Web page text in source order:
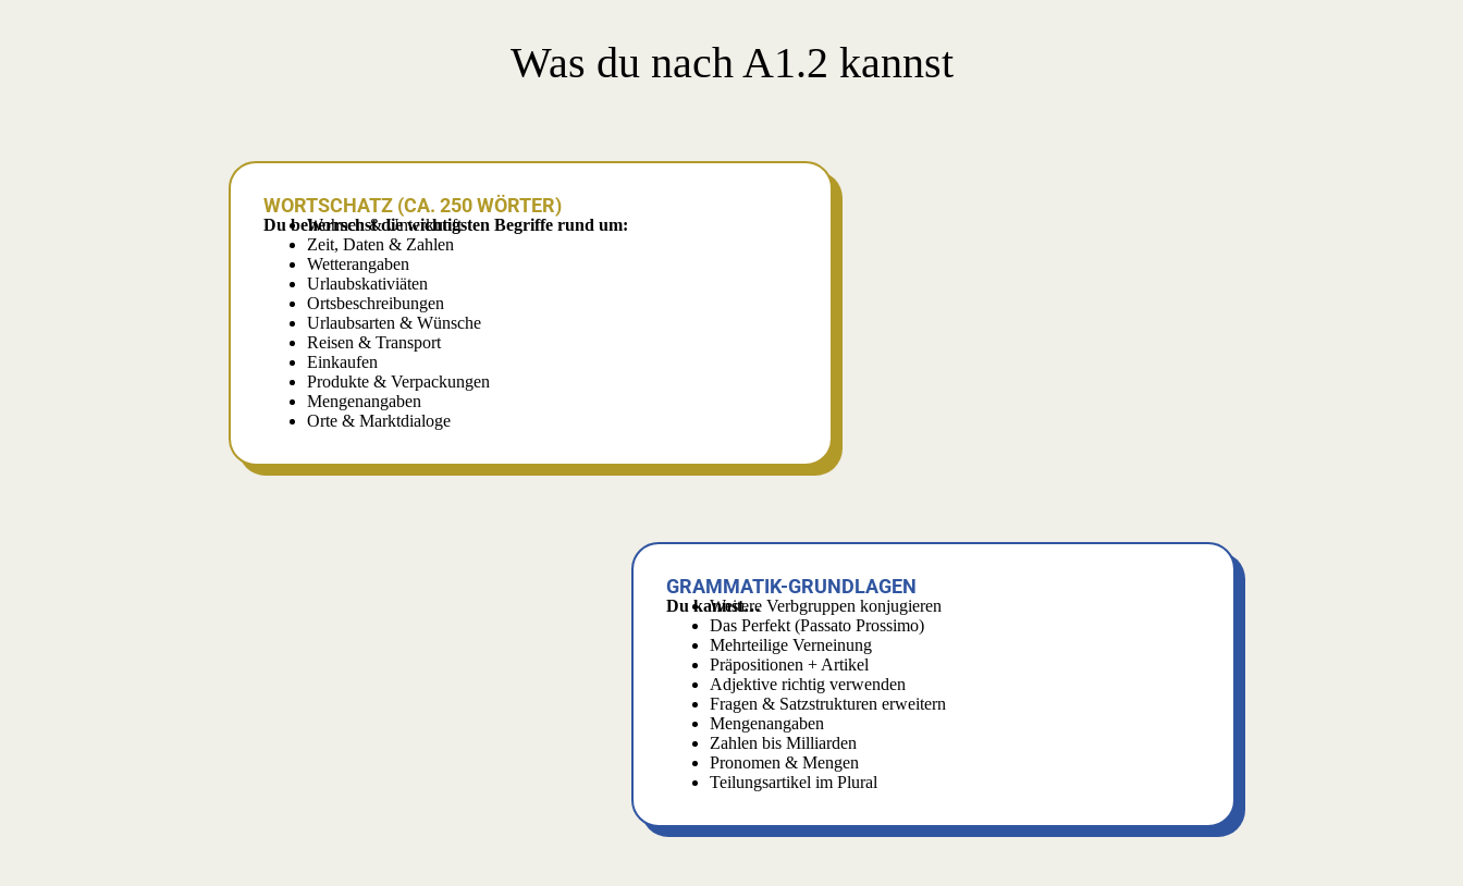
Was du nach A1.2 kannst
WORTSCHATZ (CA. 250 WÖRTER)
Du beherrschst die wichtigsten Begriffe rund um:
Wohnen & Unterkunft
Zeit, Daten & Zahlen
Wetterangaben
Urlaubskativiäten
Ortsbeschreibungen
Urlaubsarten & Wünsche
Reisen & Transport
Einkaufen
Produkte & Verpackungen
Mengenangaben
Orte & Marktdialoge
GRAMMATIK-GRUNDLAGEN
Du kannst…
Weitere Verbgruppen konjugieren
Das Perfekt (Passato Prossimo)
Mehrteilige Verneinung
Präpositionen + Artikel
Adjektive richtig verwenden
Fragen & Satzstrukturen erweitern
Mengenangaben
Zahlen bis Milliarden
Pronomen & Mengen
Teilungsartikel im Plural